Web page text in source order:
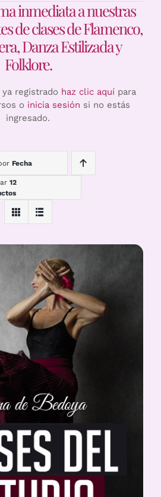
inmediata a nuestras
de clases de Flamenco,
Danza Estilizada y
Folklore.
registrado haz clic aquípara
o inicia sesión si no estás
ingresado.
Fecha
12